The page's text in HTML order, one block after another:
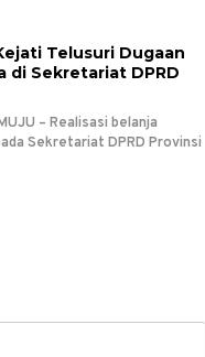
Telusuri Dugaan
di Sekretariat DPRD
– Realisasi belanja
Sekretariat DPRD Provinsi